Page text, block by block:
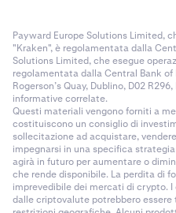
Payward Europe Solutions Limited,
"Kraken", è regolamentata dalla
Solutions Limited, che esegue
regolamentata dalla Central Bank of
Rogerson’s Quay, Dublino, D02
informative correlate.
Questi materiali vengono forniti a
costituiscono un consiglio di
sollecitazione ad acquistare,
impegnarsi in una specifica
agirà in futuro per aumentare o
che rende disponibile. La perdita di
imprevedibile dei mercati di crypto.
dalle criptovalute potrebbero